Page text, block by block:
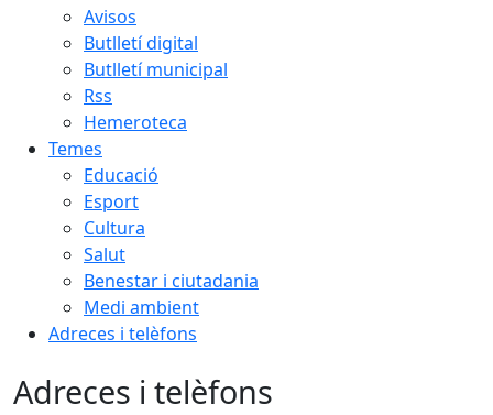
Avisos
Butlletí digital
Butlletí municipal
Rss
Hemeroteca
Temes
Educació
Esport
Cultura
Salut
Benestar i ciutadania
Medi ambient
Adreces i telèfons
Adreces i telèfons